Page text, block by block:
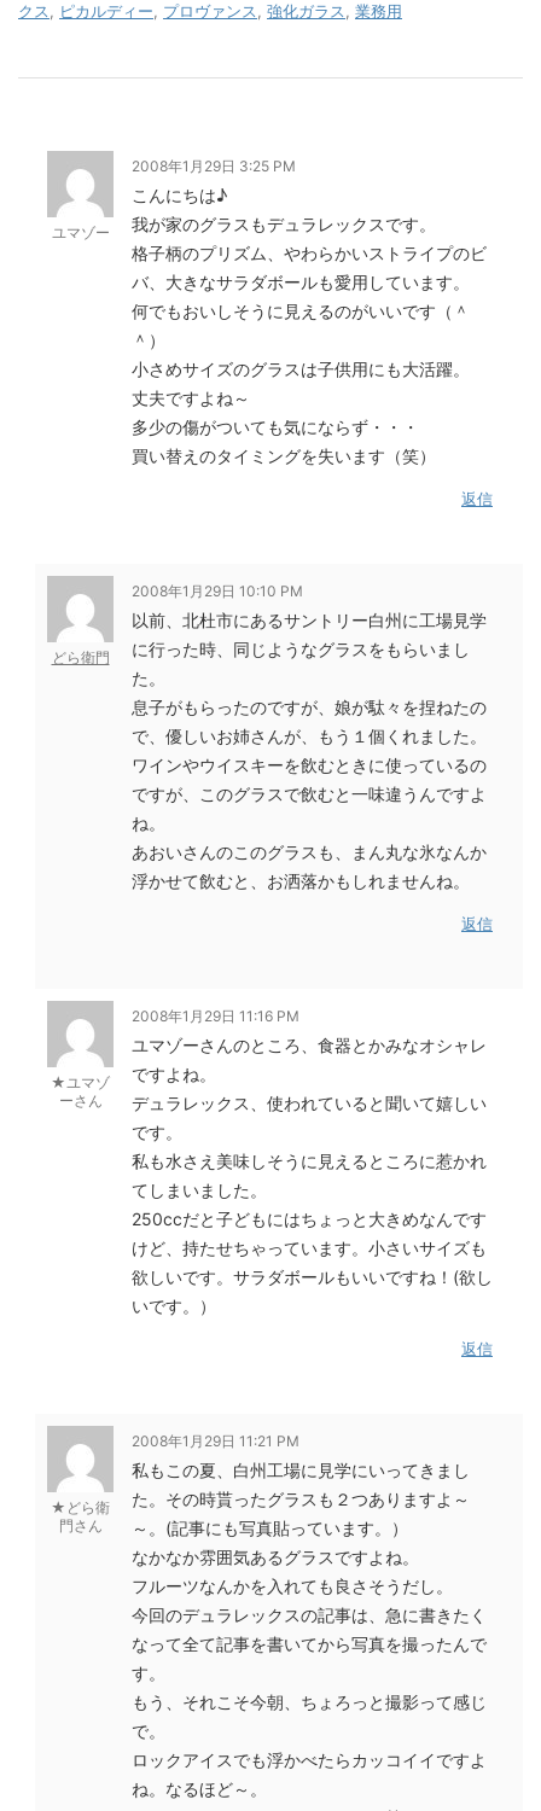
クス, ピカルディー, プロヴァンス, 強化ガラス, 業務用
ユマゾー
2008年1月29日 3:25 PM
こんにちは♪
我が家のグラスもデュラレックスです。
格子柄のプリズム、やわらかいストライプのビ
バ、大きなサラダボールも愛用しています。
何でもおいしそうに見えるのがいいです（＾
＾）
小さめサイズのグラスは子供用にも大活躍。
丈夫ですよね～
多少の傷がついても気にならず・・・
買い替えのタイミングを失います（笑）
返信
どら衛門
2008年1月29日 10:10 PM
以前、北杜市にあるサントリー白州に工場見学
に行った時、同じようなグラスをもらいまし
た。
息子がもらったのですが、娘が駄々を捏ねたの
で、優しいお姉さんが、もう１個くれました。
ワインやウイスキーを飲むときに使っているの
ですが、このグラスで飲むと一味違うんですよ
ね。
あおいさんのこのグラスも、まん丸な氷なんか
浮かせて飲むと、お洒落かもしれませんね。
返信
★ユマゾ
ーさん
2008年1月29日 11:16 PM
ユマゾーさんのところ、食器とかみなオシャレ
ですよね。
デュラレックス、使われていると聞いて嬉しい
です。
私も水さえ美味しそうに見えるところに惹かれ
てしまいました。
250ccだと子どもにはちょっと大きめなんです
けど、持たせちゃっています。小さいサイズも
欲しいです。サラダボールもいいですね！(欲し
いです。）
返信
★どら衛
門さん
2008年1月29日 11:21 PM
私もこの夏、白州工場に見学にいってきまし
た。その時貰ったグラスも２つありますよ～
～。(記事にも写真貼っています。）
なかなか雰囲気あるグラスですよね。
フルーツなんかを入れても良さそうだし。
今回のデュラレックスの記事は、急に書きたく
なって全て記事を書いてから写真を撮ったんで
す。
もう、それこそ今朝、ちょろっと撮影って感じ
で。
ロックアイスでも浮かべたらカッコイイですよ
ね。なるほど～。